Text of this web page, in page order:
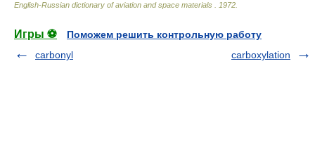
English-Russian dictionary of aviation and space materials 1972
Игры ⚽
Поможем решить контрольную работу
carbonyl
carboxylation